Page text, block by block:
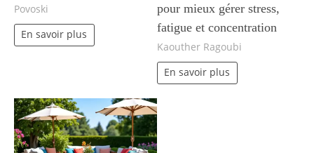
Povoski
En savoir plus
pour mieux gérer stress,
fatigue et concentration
Kaouther Ragoubi
En savoir plus